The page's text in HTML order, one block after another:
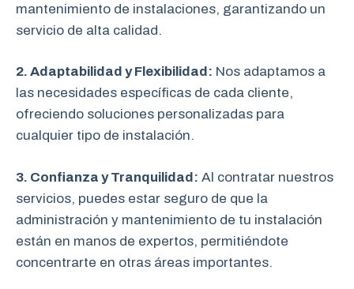
mantenimiento de instalaciones, garantizando un
servicio de alta calidad.
2. Adaptabilidad y Flexibilidad: Nos adaptamos a
las necesidades específicas de cada cliente,
ofreciendo soluciones personalizadas para
cualquier tipo de instalación.
3. Confianza y Tranquilidad: Al contratar nuestros
servicios, puedes estar seguro de que la
administración y mantenimiento de tu instalación
están en manos de expertos, permitiéndote
concentrarte en otras áreas importantes.